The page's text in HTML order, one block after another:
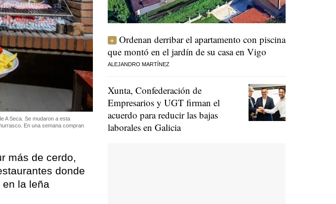
A Seca. Se mudaron a esta
En una semana compran
más de cerdo,
donde
la leña
Ordenan derribar el apartamento con piscina
que montó en el jardín de su casa en Vigo
ALEJANDRO MARTÍNEZ
Xunta, Confederación de
Empresarios y UGT firman el
acuerdo para reducir las bajas
laborales en Galicia